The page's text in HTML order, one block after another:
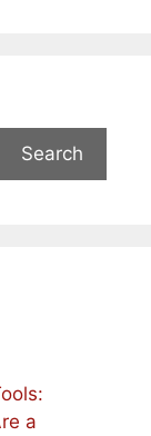
Search
a